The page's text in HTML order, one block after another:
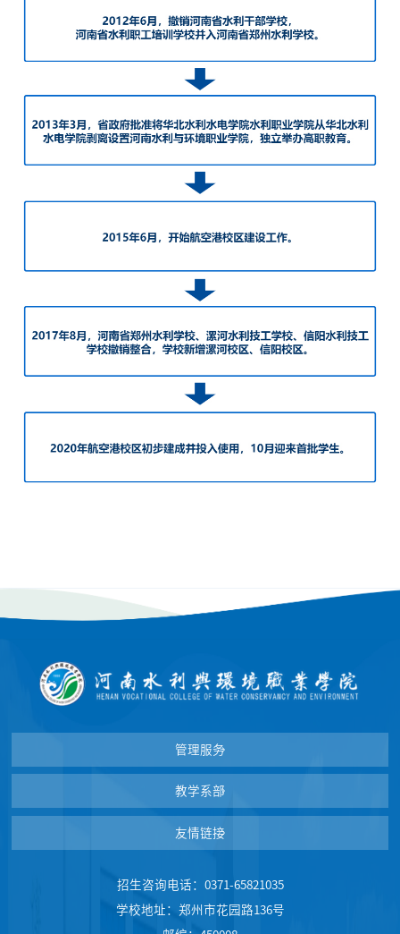
管理服务
教学系部
友情链接
招生咨询电话：0371-65821035
学校地址：郑州市花园路136号